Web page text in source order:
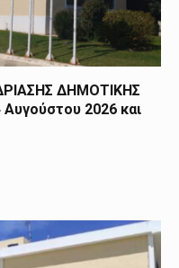
ΔΗΜΟΤΙΚΗΣ
2026 και